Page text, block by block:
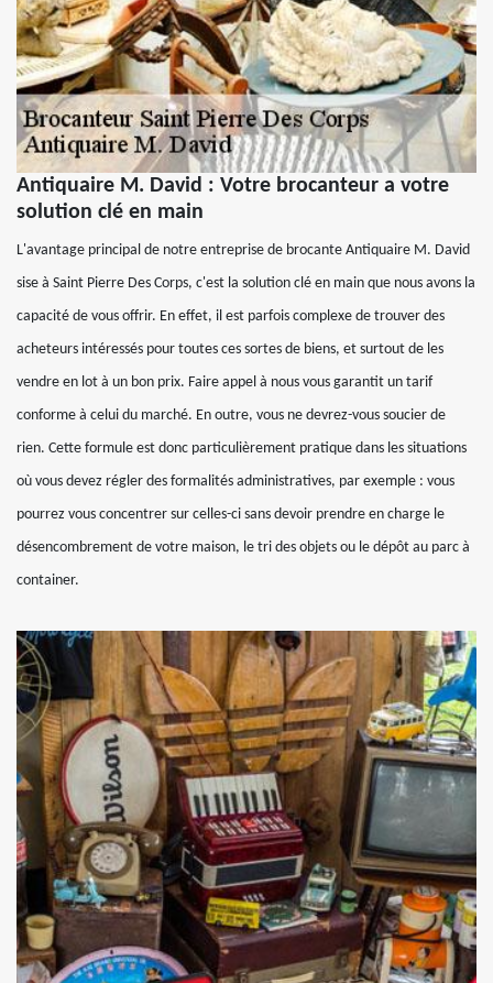
Antiquaire M. David : Votre brocanteur a votre
solution clé en main
L'avantage principal de notre entreprise de brocante Antiquaire M. David
sise à Saint Pierre Des Corps, c'est la solution clé en main que nous avons la
capacité de vous offrir. En effet, il est parfois complexe de trouver des
acheteurs intéressés pour toutes ces sortes de biens, et surtout de les
vendre en lot à un bon prix. Faire appel à nous vous garantit un tarif
conforme à celui du marché. En outre, vous ne devrez-vous soucier de
rien. Cette formule est donc particulièrement pratique dans les situations
où vous devez régler des formalités administratives, par exemple : vous
pourrez vous concentrer sur celles-ci sans devoir prendre en charge le
désencombrement de votre maison, le tri des objets ou le dépôt au parc à
container.